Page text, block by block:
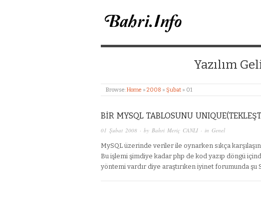
BAHRI MERIÇ CANLI
Yazılım
Browse:Home » 2008 » Şubat » 01
BIR MYSQL TABLOSUNU
01 Şubat 2008 · by Bahri Meriç CANLI · in Genel
MySQL üzerinde veriler ile oynarken sıkça
Bu işlemi şimdiye kadar php de kod yazıp döngü
yöntemi vardır diye araştırıken iyinet forumunda şu